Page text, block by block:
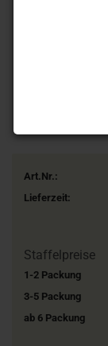
Art.Nr.:
Lieferzeit:
Staffelpreise
1-2 Packung
3-5 Packung
ab 6 Packung